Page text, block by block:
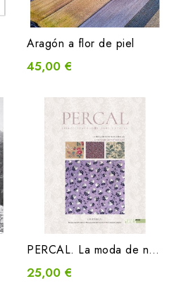
Aragón a flor de piel
45,00 €
PERCAL. La moda de nuestras abuelas/La moda de les nostres jaies
25,00 €